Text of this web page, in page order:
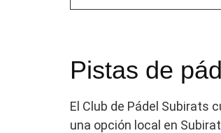
Pistas de
El Club de Pádel Subirats
una opción local en